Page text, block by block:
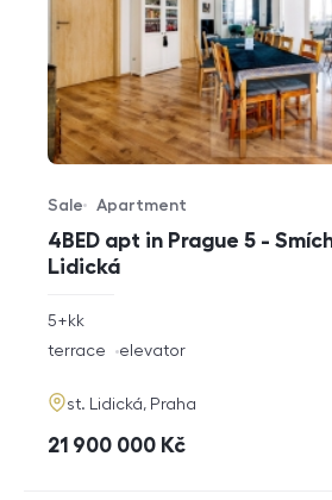
4BED apt in Prague 5 -
Lidická
Offer type
Sale
Property type
Apartment
rozměry
disposition
5+kk
funkce
terrace elevator
adresa
st. Lidická, Praha
cena
21 900 000 Kč